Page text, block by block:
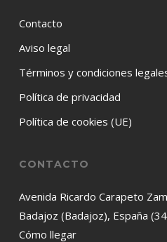
Contacto
Aviso legal
Términos y condiciones
Política de privacidad
Política de cookies (UE)
CONTACTO
Avenida Ricardo Carapeto
Badajoz (Badajoz), España
Cómo llegar